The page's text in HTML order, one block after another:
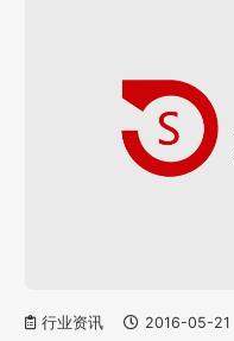
行业资讯 2016-05-21